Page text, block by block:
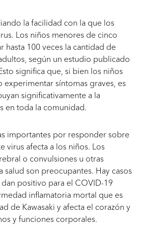
la facilidad con la que los
Los niños menores de cinco
hasta 100 veces la cantidad de
según un estudio publicado
significa que, si bien los niños
experimentar síntomas graves, es
significativamente a la
en toda la comunidad.
importantes por responder sobre
virus afecta a los niños. Los
o convulsiones u otras
salud son preocupantes. Hay casos
positivo para el COVID-19
inflamatoria mortal que es
de Kawasaki y afecta el corazón y
y funciones corporales.